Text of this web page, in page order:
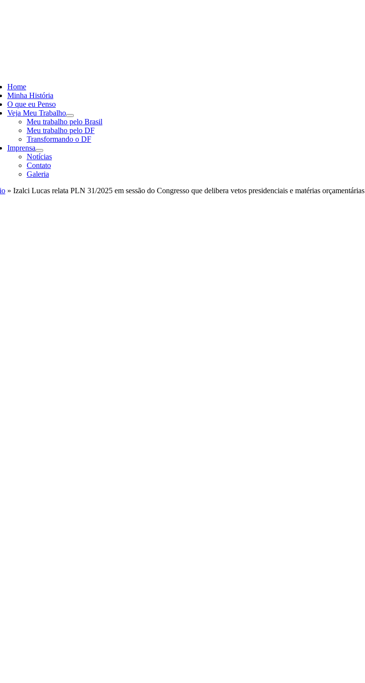
Home
Minha História
O que eu Penso
Veja Meu Trabalho
Meu trabalho pelo Brasil
Meu trabalho pelo DF
Transformando o DF
Imprensa
Notícias
Contato
Galeria
» Izalci Lucas relata PLN 31/2025 em sessão do Congresso que delibera vetos presidenciais e matérias orçamentárias